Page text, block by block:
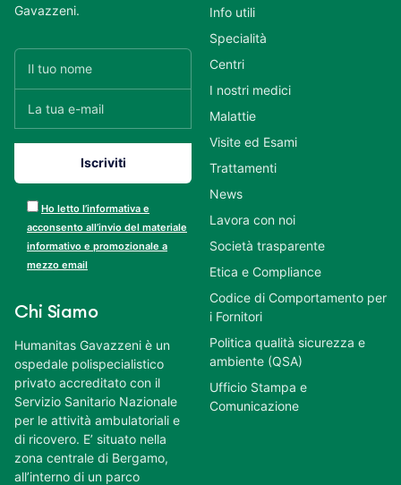
Gavazzeni.
Ho letto l’informativa e
acconsento all’invio del materiale
informativo e promozionale a
mezzo email
Chi Siamo
Humanitas Gavazzeni è un
ospedale polispecialistico
privato accreditato con il
Servizio Sanitario Nazionale
per le attività ambulatoriali e
di ricovero. E’ situato nella
zona centrale di Bergamo,
all’interno di un parco
Info utili
Specialità
Centri
I nostri medici
Malattie
Visite ed Esami
Trattamenti
News
Lavora con noi
Società trasparente
Etica e Compliance
Codice di Comportamento per
i Fornitori
Politica qualità sicurezza e
ambiente (QSA)
Ufficio Stampa e
Comunicazione